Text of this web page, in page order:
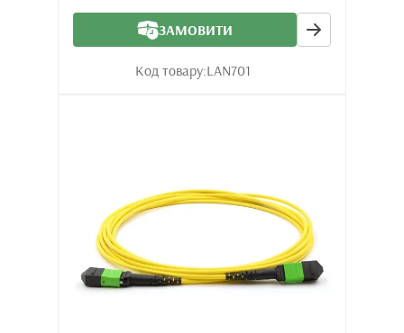
ЗАМОВИТИ
Код товару:LAN701